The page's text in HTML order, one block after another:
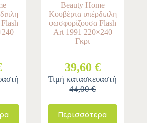
Beauty Home
Κουβέρτα υπέρδιπλη
φωσφορίζουσα Flash
Art 1991 220×240
Γκρι
39,60 €
Τιμή κατασκευαστή
44,00 €
Περισσότερα